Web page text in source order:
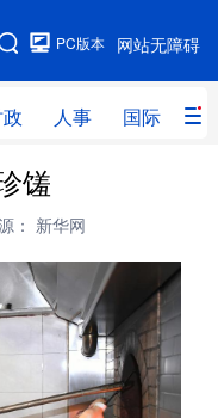
网站无障碍
PC版本
人事 国际 财
政
评
球连线
体育
军事
馐
： 新华网